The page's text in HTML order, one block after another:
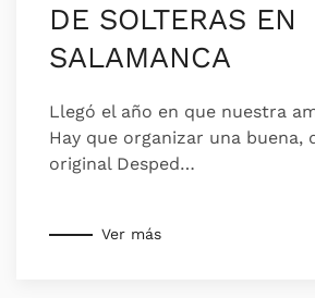
DE SOLTERAS EN
SALAMANCA
Llegó el año en que nuestra
Hay que organizar una buena,
original Desped…
Ver más